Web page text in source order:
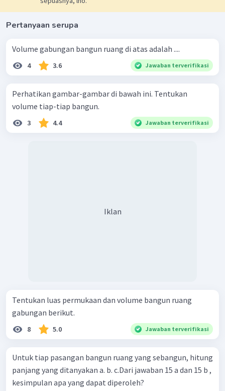
Pertanyaan serupa
Volume gabungan bangun ruang di atas adalah ....
4 3.6 Jawaban terverifikasi
Perhatikan gambar-gambar di bawah ini. Tentukan
volume tiap-tiap bangun.
3 4.4 Jawaban terverifikasi
Iklan
Tentukan luas permukaan dan volume bangun ruang
gabungan berikut.
8 5.0 Jawaban terverifikasi
Untuk tiap pasangan bangun ruang yang sebangun, hitung
panjang yang ditanyakan a. b. c.Dari jawaban 15 a dan 15 b ,
kesimpulan apa yang dapat diperoleh?